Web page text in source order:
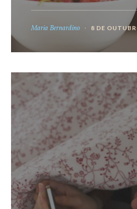
Maria Bernardino 8 DE